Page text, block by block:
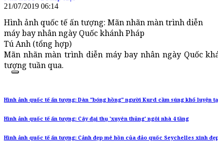
21/07/2019 06:14
Hình ảnh quốc tế ấn tượng: Mãn nhãn màn trình diễn
máy bay nhân ngày Quốc khánh Pháp
Tú Anh (tổng hợp)
Mãn nhãn màn trình diễn máy bay nhân ngày Quốc
tượng tuần qua.
Hình ảnh quốc tế ấn tượng: Dàn "bóng hồng" người Kurd cầm súng khổ luyện
Hình ảnh quốc tế ấn tượng: Cây đại thụ 'xuyên thủng' ngôi nhà 4 tầng
Hình ảnh quốc tế ấn tượng: Cảnh đẹp mê hồn của đảo quốc Seychelles xinh